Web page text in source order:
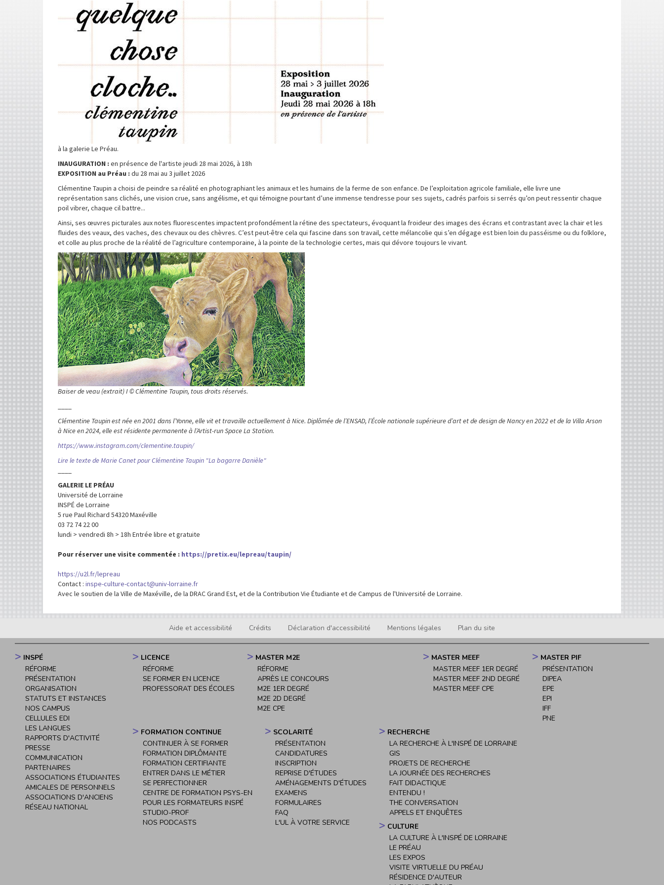
à la galerie Le Préau.
INAUGURATION : en présence de l'artiste jeudi 28 mai 2026, à 18h
EXPOSITION au Préau : du 28 mai au 3 juillet 2026
Clémentine Taupin a choisi de peindre sa réalité en photographiant les animaux et les humains de la ferme de son enfance. De l’exploitation agricole familiale, elle livre une
représentation sans clichés, une vision crue, sans angélisme, et qui témoigne pourtant d’une immense tendresse pour ses sujets, cadrés parfois si serrés qu’on peut ressentir chaque
poil vibrer, chaque cil battre...
Ainsi, ses œuvres picturales aux notes fluorescentes impactent profondément la rétine des spectateurs, évoquant la froideur des images des écrans et contrastant avec la chair et les
fluides des veaux, des vaches, des chevaux ou des chèvres. C’est peut-être cela qui fascine dans son travail, cette mélancolie qui s’en dégage est bien loin du passéisme ou du folklore,
et colle au plus proche de la réalité de l’agriculture contemporaine, à la pointe de la technologie certes, mais qui dévore toujours le vivant.
Image
Baiser de veau (extrait) I © Clémentine Taupin, tous droits réservés.
Clémentine Taupin est née en 2001 dans l’Yonne, elle vit et travaille actuellement à Nice. Diplômée de l’ENSAD, l’École nationale supérieure d’art et de design de Nancy en 2022 et de la Villa Arson
à Nice en 2024, elle est résidente permanente à l’Artist-run SpaceLa Station.
https://www.instagram.com/clementine.taupin/
Lire le texte de Marie Canet pour Clémentine Taupin "La bagarre Danièle"
GALERIE LE PRÉAU
Université de Lorraine
INSPÉ de Lorraine
5 rue Paul Richard 54320 Maxéville
03 72 74 22 00
lundi > vendredi 8h > 18h Entrée libre et gratuite
Pour réserver une visite commentée : https://pretix.eu/lepreau/taupin/
https://u2l.fr/lepreau
Contact : inspe-culture-contact@univ-lorraine.fr
Avec le soutien de la Ville de Maxéville, de la DRAC Grand Est, et de la Contribution Vie Étudiante et de Campus de l'Université de Lorraine.
Footer
menu
Aide et accessibilité Crédits Déclaration d'accessibilité Mentions légales Plan du site
Navigation
principale
INSPÉ
RÉFORME
PRÉSENTATION
ORGANISATION
STATUTS ET INSTANCES
NOS CAMPUS
CELLULES EDI
LES LANGUES
RAPPORTS D'ACTIVITÉ
PRESSE
COMMUNICATION
PARTENAIRES
ASSOCIATIONS ÉTUDIANTES
AMICALES DE PERSONNELS
ASSOCIATIONS D'ANCIENS
RÉSEAU NATIONAL
LICENCE
RÉFORME
SE FORMER EN LICENCE
PROFESSORAT DES ÉCOLES
MASTER M2E
RÉFORME
APRÈS LE CONCOURS
M2E 1ER DEGRÉ
M2E 2D DEGRÉ
M2E CPE
MASTER MEEF
MASTER MEEF 1ER DEGRÉ
MASTER MEEF 2ND DEGRÉ
MASTER MEEF CPE
MASTER PIF
PRÉSENTATION
DIPEA
EPE
EPI
IFF
PNE
FORMATION CONTINUE
CONTINUER À SE FORMER
FORMATION DIPLÔMANTE
FORMATION CERTIFIANTE
ENTRER DANS LE MÉTIER
SE PERFECTIONNER
CENTRE DE FORMATION PSYS-EN
POUR LES FORMATEURS INSPÉ
STUDIO-PROF
NOS PODCASTS
SCOLARITÉ
PRÉSENTATION
CANDIDATURES
INSCRIPTION
REPRISE D'ÉTUDES
AMÉNAGEMENTS D'ÉTUDES
EXAMENS
FORMULAIRES
FAQ
L'UL À VOTRE SERVICE
RECHERCHE
LA RECHERCHE À L'INSPÉ DE LORRAINE
GIS
PROJETS DE RECHERCHE
LA JOURNÉE DES RECHERCHES
FAIT DIDACTIQUE
ENTENDU !
THE CONVERSATION
APPELS ET ENQUÊTES
CULTURE
LA CULTURE À L'INSPÉ DE LORRAINE
LE PRÉAU
LES EXPOS
VISITE VIRTUELLE DU PRÉAU
RÉSIDENCE D'AUTEUR